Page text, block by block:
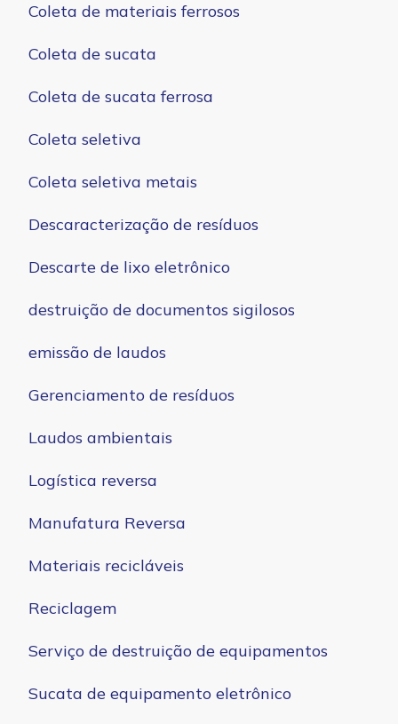
Coleta de materiais ferrosos
Coleta de sucata
Coleta de sucata ferrosa
Coleta seletiva
Coleta seletiva metais
Descaracterização de resíduos
Descarte de lixo eletrônico
destruição de documentos sigilosos
emissão de laudos
Gerenciamento de resíduos
Laudos ambientais
Logística reversa
Manufatura Reversa
Materiais recicláveis
Reciclagem
Serviço de destruição de equipamentos
Sucata de equipamento eletrônico